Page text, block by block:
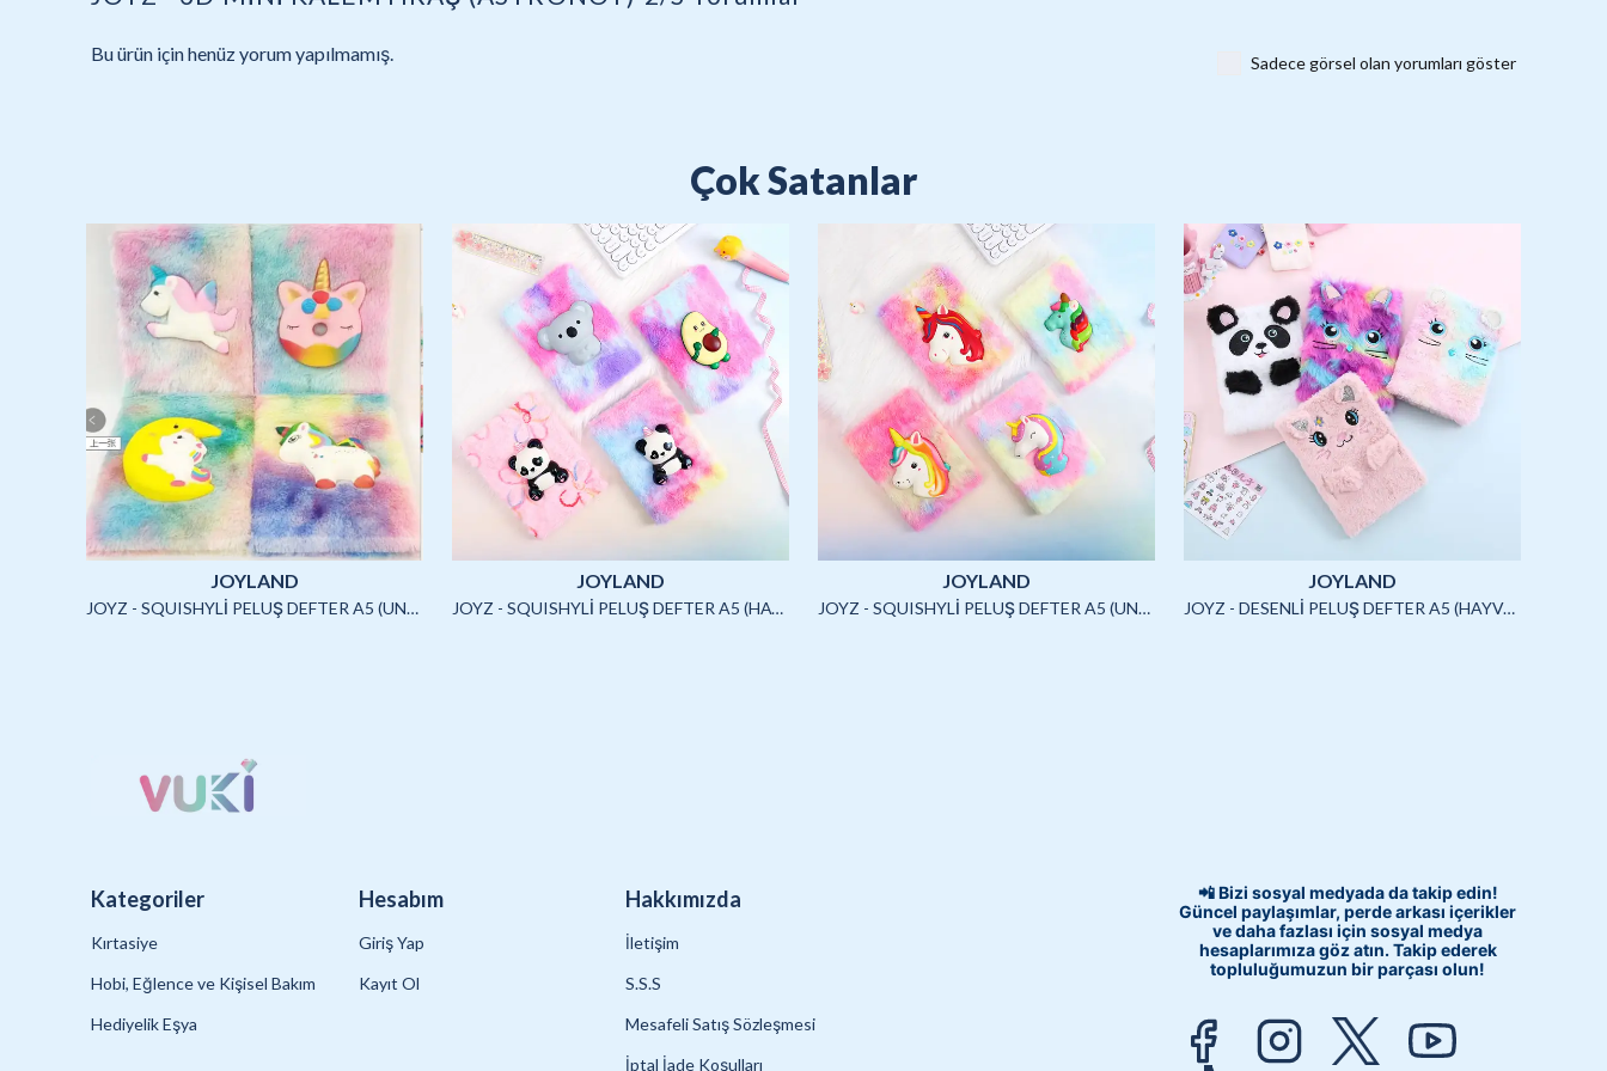
Bu ürün için henüz yorum yapılmamış. Sadece görsel olan yorumları göster
Çok Satanlar
JOYLAND
JOYZ - SQUISHYLİ PELUŞ DEFTER A5 (UNICORN2)-4/S
JOYLAND
JOYZ - SQUISHYLİ PELUŞ DEFTER A5 (HAYVANLAR)-4/S
JOYLAND
JOYZ - SQUISHYLİ PELUŞ DEFTER A5 (UNICORN)-4/S
JOYLAND
JOYZ - DESENLİ PELUŞ DEFTER A5 (HAYVANLAR)-3/S
Kategoriler
Kırtasiye
Hobi, Eğlence ve Kişisel Bakım
Hediyelik Eşya
Hesabım
Giriş Yap
Kayıt Ol
Hakkımızda
İletişim
S.S.S
Mesafeli Satış Sözleşmesi
İptal İade Koşulları
📲 Bizi sosyal medyada da takip edin!
Güncel paylaşımlar, perde arkası içerikler
ve daha fazlası için sosyal medya
hesaplarımıza göz atın. Takip ederek
topluluğumuzun bir parçası olun!